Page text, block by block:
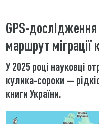
GPS-
маршрут міграції
У 2025 році науковці
кулика-сороки —
книги України.